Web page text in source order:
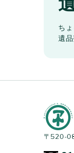
ち
遺
〒520-